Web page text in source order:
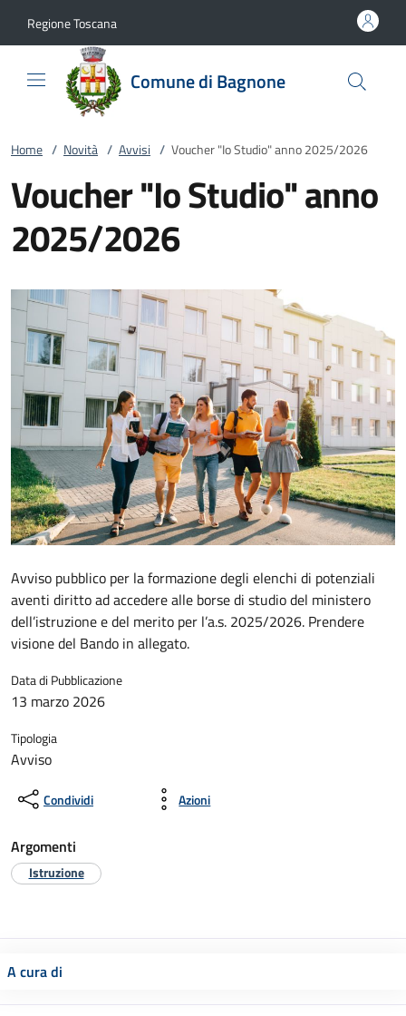
Regione Toscana
Comune di Bagnone
Home / Novità / Avvisi / Voucher "Io Studio" anno 2025/2026
Voucher "Io Studio" anno
2025/2026
Avviso pubblico per la formazione degli elenchi di potenziali
aventi diritto ad accedere alle borse di studio del ministero
dell’istruzione e del merito per l’a.s. 2025/2026. Prendere
visione del Bando in allegato.
Data di Pubblicazione
13 marzo 2026
Tipologia
Avviso
Condividi Azioni
Argomenti
Istruzione
A cura di